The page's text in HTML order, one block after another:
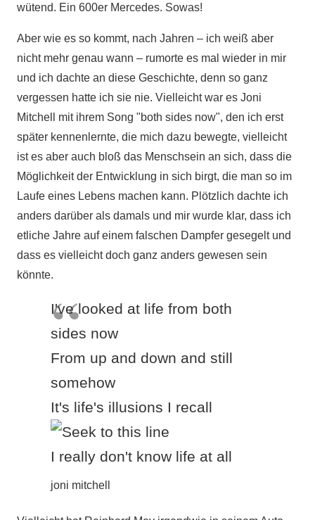
wütend. Ein 600er Mercedes. Sowas!
Aber wie es so kommt, nach Jahren – ich weiß aber
nicht mehr genau wann – rumorte es mal wieder in mir
und ich dachte an diese Geschichte, denn so ganz
vergessen hatte ich sie nie. Vielleicht war es Joni
Mitchell mit ihrem Song "both sides now", den ich erst
später kennenlernte, die mich dazu bewegte, vielleicht
ist es aber auch bloß das Menschsein an sich, dass die
Möglichkeit der Entwicklung in sich birgt, die man so im
Laufe eines Lebens machen kann. Plötzlich dachte ich
anders darüber als damals und mir wurde klar, dass ich
etliche Jahre auf einem falschen Dampfer gesegelt und
dass es vielleicht doch ganz anders gewesen sein
könnte.
I've looked at life from both
sides now
From up and down and still
somehow
It's life's illusions I recall
I really don't know life at all
joni mitchell